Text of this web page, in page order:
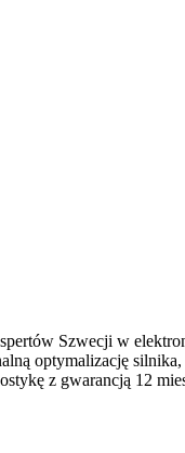
Szwecji w
optymalizację silnika,
z gwarancją 12